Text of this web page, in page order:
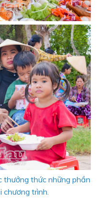
thưởng thức những phần
trình.